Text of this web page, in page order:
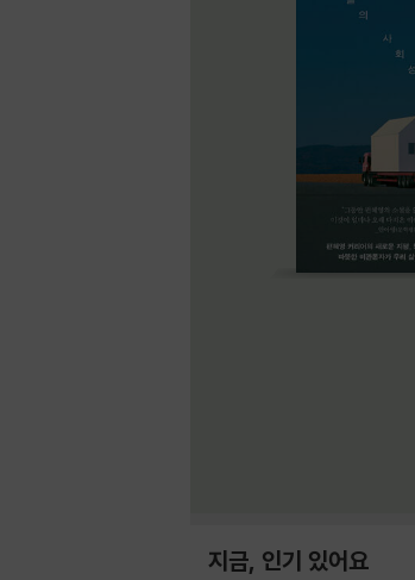
지금, 인기 있어요